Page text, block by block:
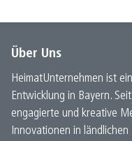
Über Uns
HeimatUnternehmen ist
Entwicklung in Bayern.
engagierte und kreative
Innovationen in